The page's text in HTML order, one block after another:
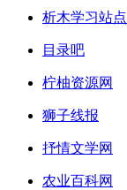
析木学习站点
目录吧
柠柚资源网
狮子线报
抒情文学网
农业百科网